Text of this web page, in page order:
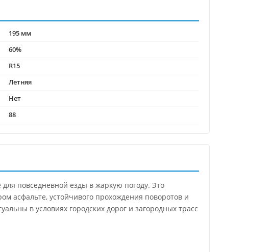
195 мм
60%
R15
Летняя
Нет
88
повседневной езды в жаркую погоду. Это
асфальте, устойчивого прохождения поворотов и
в условиях городских дорог и загородных трасс